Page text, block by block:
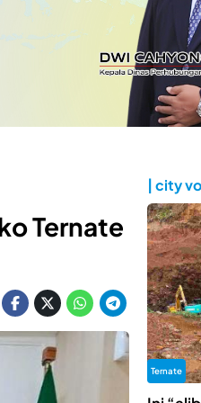
Ternate
| city
Ternate